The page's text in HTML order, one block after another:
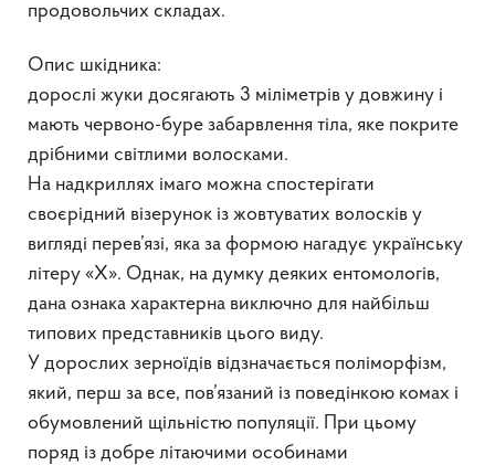
продовольчих складах.
Опис шкідника:
дорослі жуки досягають 3 міліметрів у довжину і
мають червоно-буре забарвлення тіла, яке покрите
дрібними світлими волосками.
На надкриллях імаго можна спостерігати
своєрідний візерунок із жовтуватих волосків у
вигляді перев’язі, яка за формою нагадує українську
літеру «Х». Однак, на думку деяких ентомологів,
дана ознака характерна виключно для найбільш
типових представників цього виду.
У дорослих зерноїдів відзначається поліморфізм,
який, перш за все, пов’язаний із поведінкою комах і
обумовлений щільністю популяції. При цьому
поряд із добре літаючими особинами